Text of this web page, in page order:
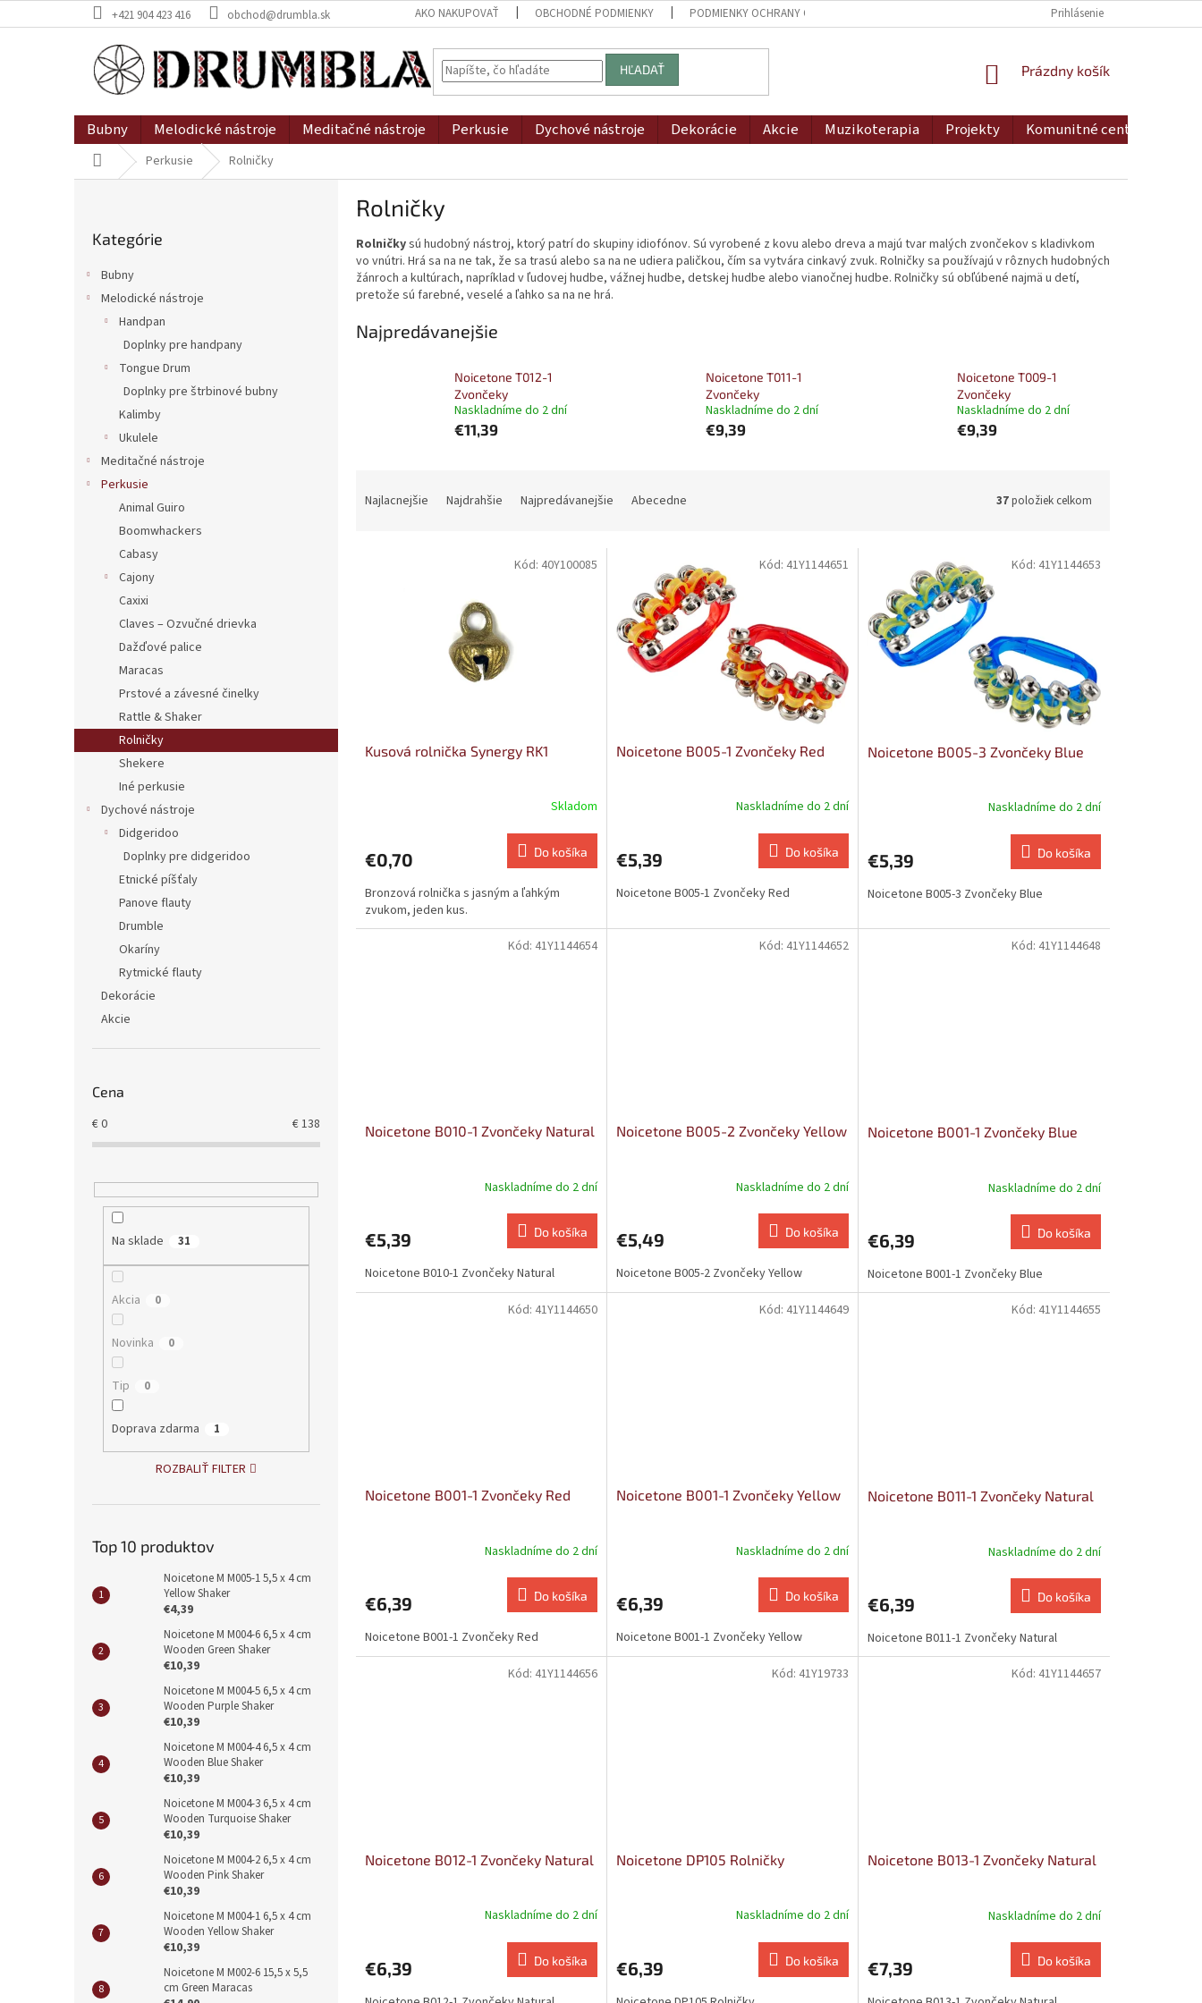
na
+421 904 423 416 obchod@drumbla.sk AKO NAKUPOVAŤ OBCHODNÉ PODMIENKY PODMIENKY OCHRANY OSOBNÝCH ÚDAJOV MOJA OBJEDNÁVKA
Prihlásenie
HĽADAŤ
NÁKUPNÝ
Prázdny košík
Bubny Melodické nástroje Meditačné nástroje Perkusie Dychové nástroje Dekorácie Akcie Muzikoterapia Projekty Komunitné centrum
DomovPerkusie Rolničky
kategórie
Kategórie
Bubny
Melodické nástroje
Handpan
Doplnky pre handpany
Tongue Drum
Doplnky pre štrbinové bubny
Kalimby
Ukulele
Meditačné nástroje
Perkusie
Animal Guiro
Boomwhackers
Cabasy
Cajony
Caxixi
Claves – Ozvučné drievka
Dažďové palice
Maracas
Prstové a závesné činelky
Rattle & Shaker
Rolničky
Shekere
Iné perkusie
Dychové nástroje
Didgeridoo
Doplnky pre didgeridoo
Etnické píšťaly
Panove flauty
Drumble
Okaríny
Rytmické flauty
Dekorácie
Akcie
Cena
€0 €138
Na sklade 31
Akcia 0
Novinka 0
Tip 0
Doprava zdarma 1
ROZBALIŤ FILTER
Top 10 produktov
Noicetone M M005-1 5,5 x 4 cm
Yellow Shaker
€4,39
Noicetone M M004-6 6,5 x 4 cm
Wooden Green Shaker
€10,39
Noicetone M M004-5 6,5 x 4 cm
Wooden Purple Shaker
€10,39
Noicetone M M004-4 6,5 x 4 cm
Wooden Blue Shaker
€10,39
Noicetone M M004-3 6,5 x 4 cm
Wooden Turquoise Shaker
€10,39
Noicetone M M004-2 6,5 x 4 cm
Wooden Pink Shaker
€10,39
Noicetone M M004-1 6,5 x 4 cm
Wooden Yellow Shaker
€10,39
Noicetone M M002-6 15,5 x 5,5
cm Green Maracas
Rolničky
Rolničkysú hudobný nástroj, ktorý patrí do skupiny idiofónov. Sú vyrobené z kovu alebo dreva a majú tvar malých zvončekov s kladivkom
vo vnútri. Hrá sa na ne tak, že sa trasú alebo sa na ne udiera paličkou, čím sa vytvára cinkavý zvuk. Rolničky sa používajú v rôznych hudobných
žánroch a kultúrach, napríklad v ľudovej hudbe, vážnej hudbe, detskej hudbe alebo vianočnej hudbe. Rolničky sú obľúbené najmä u detí,
pretože sú farebné, veselé a ľahko sa na ne hrá.
Najpredávanejšie
Noicetone T012-1
Zvončeky
Naskladníme do 2 dní
€11,39
Noicetone T011-1
Zvončeky
Naskladníme do 2 dní
€9,39
Noicetone T009-1
Zvončeky
Naskladníme do 2 dní
€9,39
Najlacnejšie Najdrahšie Najpredávanejšie Abecedne 37položiek celkom
Kusová rolnička Synergy RK1
Skladom
€0,70 Do košíka
Bronzová rolnička s jasným a ľahkým
zvukom, jeden kus.
Kód: 40Y100085
Noicetone B005-1 Zvončeky Red
Naskladníme do 2 dní
€5,39 Do košíka
Noicetone B005-1 Zvončeky Red
Kód: 41Y1144651
Noicetone B005-3 Zvončeky Blue
Naskladníme do 2 dní
€5,39 Do košíka
Noicetone B005-3 Zvončeky Blue
Kód: 41Y1144653
Noicetone B010-1 Zvončeky Natural
Naskladníme do 2 dní
€5,39 Do košíka
Noicetone B010-1 Zvončeky Natural
Kód: 41Y1144654
Noicetone B005-2 Zvončeky Yellow
Naskladníme do 2 dní
€5,49 Do košíka
Noicetone B005-2 Zvončeky Yellow
Kód: 41Y1144652
Noicetone B001-1 Zvončeky Blue
Naskladníme do 2 dní
€6,39 Do košíka
Noicetone B001-1 Zvončeky Blue
Kód: 41Y1144648
Noicetone B001-1 Zvončeky Red
Naskladníme do 2 dní
€6,39 Do košíka
Noicetone B001-1 Zvončeky Red
Kód: 41Y1144650
Noicetone B001-1 Zvončeky Yellow
Naskladníme do 2 dní
€6,39 Do košíka
Noicetone B001-1 Zvončeky Yellow
Kód: 41Y1144649
Noicetone B011-1 Zvončeky Natural
Naskladníme do 2 dní
€6,39 Do košíka
Noicetone B011-1 Zvončeky Natural
Kód: 41Y1144655
Noicetone B012-1 Zvončeky Natural
Naskladníme do 2 dní
€6,39 Do košíka
Kód: 41Y1144656
Noicetone DP105 Rolničky
Naskladníme do 2 dní
€6,39 Do košíka
Kód: 41Y19733
Noicetone B013-1 Zvončeky Natural
Naskladníme do 2 dní
€7,39 Do košíka
Kód: 41Y1144657